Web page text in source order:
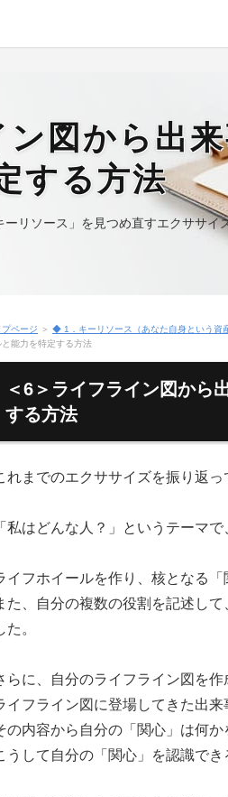
ン図から出
する方法
リソース」を見つめ直すエクササ
プページ ＞ ◆ 1．キーリソース（あなた自身という資産
と能力を特定する方法
＜6＞ライフライン図から
する方法
れまでのエクササイズを振り返っ
「私はどんな人？」というテーマで
イフホイールを作り、核となる
た、自分の複数の役割を記述し
た。
らに、自分のライフライン図を作
イフライン図に登場してきた出来
の内容から自分の「関心」は何か
うして自分の「関心」を認識でき